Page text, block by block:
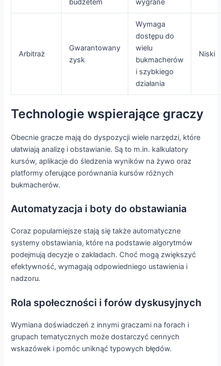
budżetem wygrane
Arbitraż
Gwarantowany
zysk
Wymaga
dostępu do
wielu
bukmacherów
i szybkiego
działania
Niski
Technologie wspierające graczy
Obecnie gracze mają do dyspozycji wiele narzędzi, które
ułatwiają analizę i obstawianie. Są to m.in. kalkulatory
kursów, aplikacje do śledzenia wyników na żywo oraz
platformy oferujące porównania kursów różnych
bukmacherów.
Automatyzacja i boty do obstawiania
Coraz popularniejsze stają się także automatyczne
systemy obstawiania, które na podstawie algorytmów
podejmują decyzje o zakładach. Choć mogą zwiększyć
efektywność, wymagają odpowiedniego ustawienia i
nadzoru.
Rola społeczności i forów dyskusyjnych
Wymiana doświadczeń z innymi graczami na forach i
grupach tematycznych może dostarczyć cennych
wskazówek i pomóc uniknąć typowych błędów.